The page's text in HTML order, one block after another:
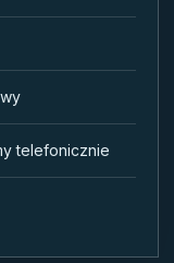
telefonicznie